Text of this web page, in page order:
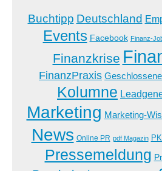
Buchtipp Deutschland
Events Facebook Finanz-
Finanzkrise
FinanzPraxis
Kolumne
Marketing Marketing-
News Online PR pdf Magazin
Pressemeldung